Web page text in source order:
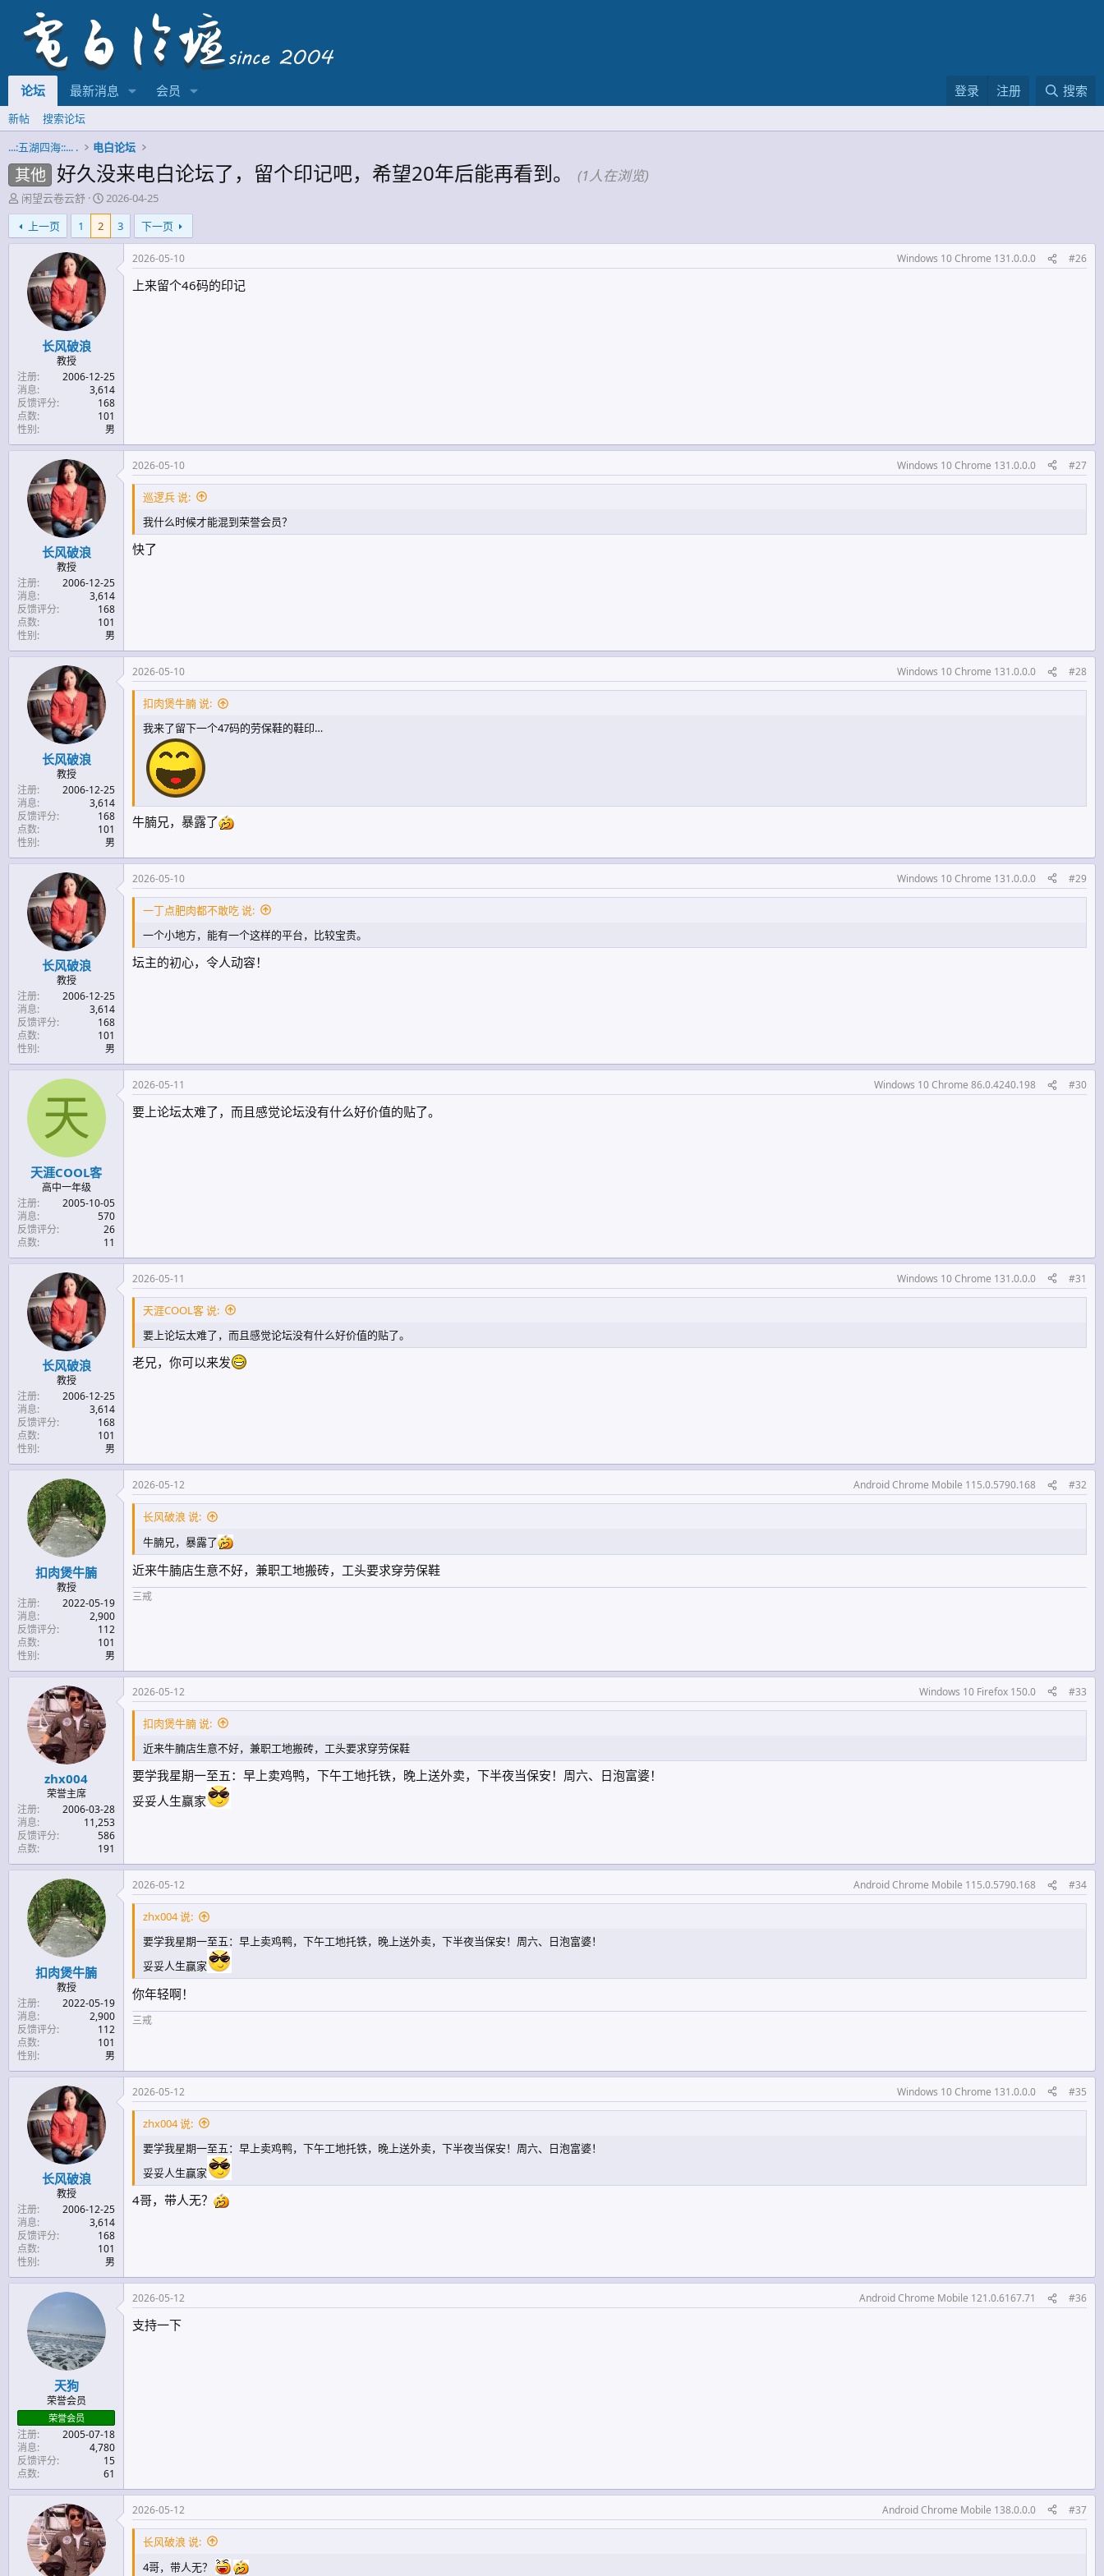
论坛 最新消息 会员 登录 注册 搜索
新帖
搜索论坛
...:五湖四海::... .
电白论坛
其他 好久没来电白论坛了，留个印记吧，希望20年后能再看到。 (1人在浏览)
主
题
发
起
闲望云卷云舒
开
始
间
2026-04-25
上一页
1 2 3 下一页
长风破浪
教授
注册
2006-12-25
消息
3,614
反馈评分
168
点数
101
性别
男
2026-05-10 Windows 10 Chrome 131.0.0.0 #26
上来留个46码的印记
长风破浪
教授
注册
2006-12-25
消息
3,614
反馈评分
168
点数
101
性别
男
2026-05-10 Windows 10 Chrome 131.0.0.0 #27
巡逻兵 说:
我什么时候才能混到荣誉会员？
快了
长风破浪
教授
注册
2006-12-25
消息
3,614
反馈评分
168
点数
101
性别
男
2026-05-10 Windows 10 Chrome 131.0.0.0 #28
扣肉煲牛腩 说:
我来了留下一个47码的劳保鞋的鞋印…
牛腩兄，暴露了
长风破浪
教授
注册
2006-12-25
消息
3,614
反馈评分
168
点数
101
性别
男
2026-05-10 Windows 10 Chrome 131.0.0.0 #29
一丁点肥肉都不敢吃 说:
一个小地方，能有一个这样的平台，比较宝贵。
坛主的初心，令人动容！
天
天涯COOL客
高中一年级
注册
2005-10-05
消息
570
反馈评分
26
点数
11
2026-05-11 Windows 10 Chrome 86.0.4240.198 #30
要上论坛太难了，而且感觉论坛没有什么好价值的贴了。
长风破浪
教授
注册
2006-12-25
消息
3,614
反馈评分
168
点数
101
性别
男
2026-05-11 Windows 10 Chrome 131.0.0.0 #31
天涯COOL客 说:
要上论坛太难了，而且感觉论坛没有什么好价值的贴了。
老兄，你可以来发
扣肉煲牛腩
教授
注册
2022-05-19
消息
2,900
反馈评分
112
点数
101
性别
男
2026-05-12 Android Chrome Mobile 115.0.5790.168 #32
长风破浪 说:
牛腩兄，暴露了
近来牛腩店生意不好，兼职工地搬砖，工头要求穿劳保鞋
三戒
zhx004
荣誉主席
注册
2006-03-28
消息
11,253
反馈评分
586
点数
191
2026-05-12 Windows 10 Firefox 150.0 #33
扣肉煲牛腩 说:
近来牛腩店生意不好，兼职工地搬砖，工头要求穿劳保鞋
要学我星期一至五：早上卖鸡鸭，下午工地托铁，晚上送外卖，下半夜当保安！周六、日泡富婆！
妥妥人生赢家
扣肉煲牛腩
教授
注册
2022-05-19
消息
2,900
反馈评分
112
点数
101
性别
男
2026-05-12 Android Chrome Mobile 115.0.5790.168 #34
zhx004 说:
要学我星期一至五：早上卖鸡鸭，下午工地托铁，晚上送外卖，下半夜当保安！周六、日泡富婆！
妥妥人生赢家
你年轻啊！
三戒
长风破浪
教授
注册
2006-12-25
消息
3,614
反馈评分
168
点数
101
性别
男
2026-05-12 Windows 10 Chrome 131.0.0.0 #35
zhx004 说:
要学我星期一至五：早上卖鸡鸭，下午工地托铁，晚上送外卖，下半夜当保安！周六、日泡富婆！
妥妥人生赢家
4哥，带人无？
天狗
荣誉会员
荣誉会员
注册
2005-07-18
消息
4,780
反馈评分
15
点数
61
2026-05-12 Android Chrome Mobile 121.0.6167.71 #36
支持一下
2026-05-12 Android Chrome Mobile 138.0.0.0 #37
长风破浪 说:
4哥，带人无？